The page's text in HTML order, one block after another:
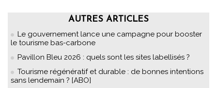
AUTRES ARTICLES
Le gouvernement lance une campagne pour booster
le tourisme bas-carbone
Pavillon Bleu 2026 : quels sont les sites labellisés ?
Tourisme régénératif et durable : de bonnes intentions
sans lendemain ? [ABO]